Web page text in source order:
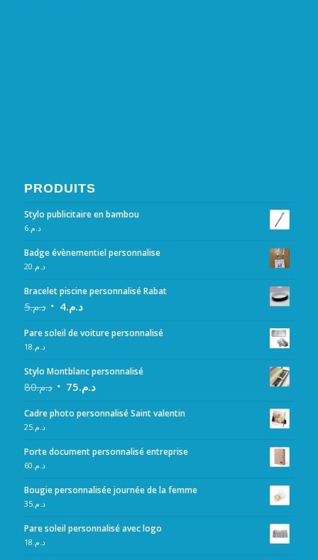
PRODUITS
Stylo publicitaire en bambou
د.م.6
Badge évènementiel personnalise
د.م.20
Bracelet piscine personnalisé Rabat
د.م.5 د.م.4
Pare soleil de voiture personnalisé
د.م.18
Stylo Montblanc personnalisé
د.م.80 د.م.75
Cadre photo personnalisé Saint valentin
د.م.25
Porte document personnalisé entreprise
د.م.60
Bougie personnalisée journée de la femme
د.م.35
Pare soleil personnalisé avec logo
د.م.18